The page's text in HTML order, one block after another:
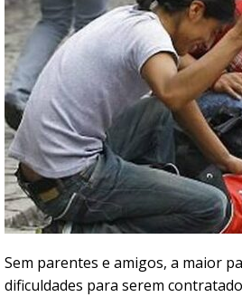
Sem parentes e amigos, a maior
dificuldades para serem